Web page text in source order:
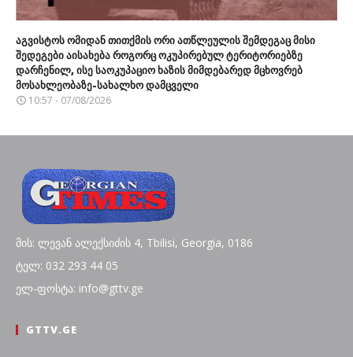
აგვისტოს ომიდან თითქმის ორი ათწლეულის შემდეგაც მისი
შედეგები აისახება როგორც ოკუპირებულ ტერიტორიებზე
დარჩენილ, ისე საოკუპაციო ხაზის მიმდებარედ მცხოვრებ
მოსახლეობაზე-სახალხო დამცველი
10:57 - 07/08/2026
მის: ლევან ალექსიძის 4, Tbilisi, Georgia, 0186
ტელ: 032 293 44 05
ელ-ფოსტა: info@gttv.ge
GTTV.GE